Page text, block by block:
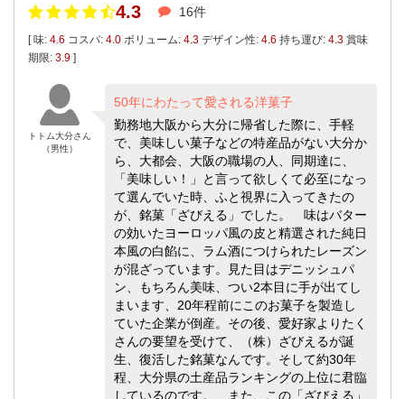
4.3 16件
[ 味: 4.6 コスパ: 4.0 ボリューム: 4.3 デザイン性: 4.6 持ち運び: 4.3 賞味
期限: 3.9 ]
トトム大分さん
（男性）
50年にわたって愛される洋菓子
勤務地大阪から大分に帰省した際に、手軽
で、美味しい菓子などの特産品がない大分か
ら、大都会、大阪の職場の人、同期達に、
「美味しい！」と言って欲しくて必至になっ
て選んでいた時、ふと視界に入ってきたの
が、銘菓「ざびえる」でした。 味はバター
の効いたヨーロッパ風の皮と精選された純日
本風の白餡に、ラム酒につけられたレーズン
が混ざっています。見た目はデニッシュパ
ン、もちろん美味、つい2本目に手が出てし
まいます、20年程前にこのお菓子を製造し
ていた企業が倒産。その後、愛好家よりたく
さんの要望を受けて、（株）ざびえるが誕
生、復活した銘菓なんです。そして約30年
程、大分県の土産品ランキングの上位に君臨
しているのです。 また、この「ざびえる」